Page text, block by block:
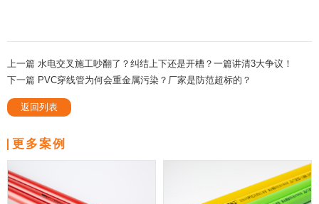
上一篇 水电交叉施工吵翻了？纠结上下还是开槽？一篇讲清3大争议！
下一篇 PVC穿线管为何会重金属污染？厂家是防范超标的？
返回列表
更多案例